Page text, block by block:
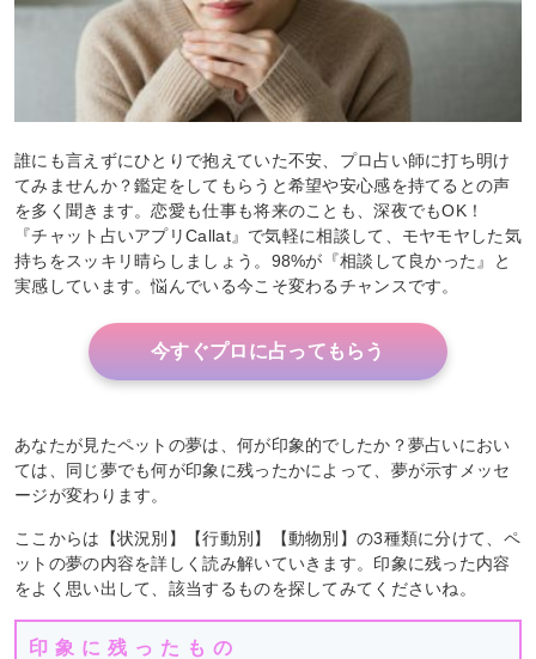
誰にも言えずにひとりで抱えていた不安、プロ占い師に打ち明け
てみませんか？鑑定をしてもらうと希望や安心感を持てるとの声
を多く聞きます。恋愛も仕事も将来のことも、深夜でもOK！
『チャット占いアプリCallat』で気軽に相談して、モヤモヤした気
持ちをスッキリ晴らしましょう。98%が『相談して良かった』と
実感しています。悩んでいる今こそ変わるチャンスです。
今すぐプロに占ってもらう
あなたが見たペットの夢は、何が印象的でしたか？夢占いにおい
ては、同じ夢でも何が印象に残ったかによって、夢が示すメッセ
ージが変わります。
ここからは【状況別】【行動別】【動物別】の3種類に分けて、ペ
ットの夢の内容を詳しく読み解いていきます。印象に残った内容
をよく思い出して、該当するものを探してみてくださいね。
印象に残ったもの